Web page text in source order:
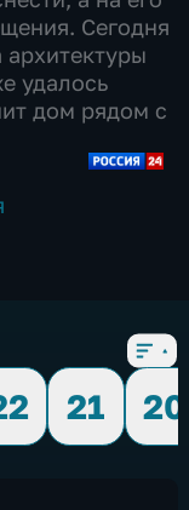
Сегодня
архитектуры
удалось
дом рядом с
21
20